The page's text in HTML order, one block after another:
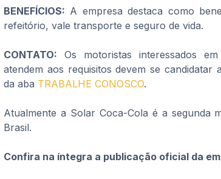
BENEFÍCIOS: A empresa destaca como
refeitório, vale transporte e seguro de vida.
CONTATO: Os motoristas interessados
atendem aos requisitos devem se
da aba TRABALHE CONOSCO.
Atualmente a Solar Coca-Cola é a segunda
Brasil.
Confira na íntegra a publicação oficial da